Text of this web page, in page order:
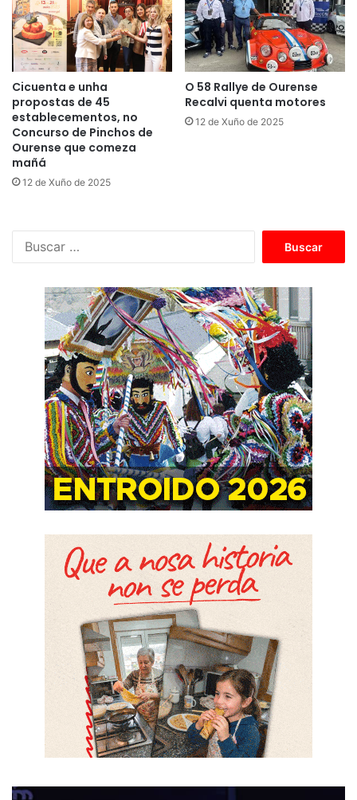
Cicuenta e unha
propostas de 45
establecementos, no
Concurso de Pinchos de
Ourense que comeza
mañá
12 de Xuño de 2025
O 58 Rallye de Ourense
Recalvi quenta motores
12 de Xuño de 2025
c
a
r
: